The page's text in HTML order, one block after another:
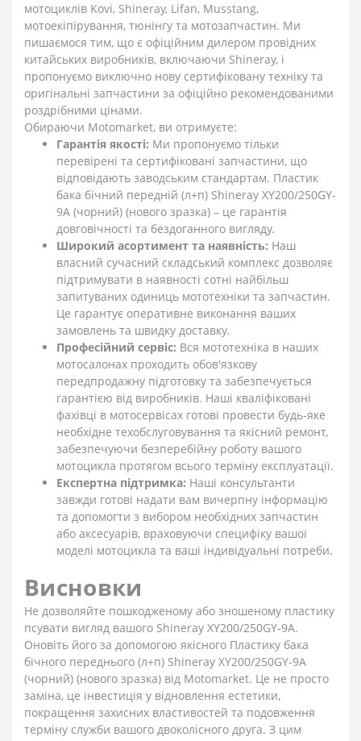
мотоциклів Kovi, Shineray, Lifan, Musstang,
мотоекіпірування, тюнінгу та мотозапчастин. Ми
пишаємося тим, що є офіційним дилером провідних
китайських виробників, включаючи Shineray, і
пропонуємо виключно нову сертифіковану техніку та
оригінальні запчастини за офіційно рекомендованими
роздрібними цінами.
Обираючи Motomarket, ви отримуєте:
Гарантія якості: Ми пропонуємо тільки
перевірені та сертифіковані запчастини, що
відповідають заводським стандартам. Пластик
бака бічний передній (л+п) Shineray XY200/250GY-
9A (чорний) (нового зразка) – це гарантія
довговічності та бездоганного вигляду.
Широкий асортимент та наявність: Наш
власний сучасний складський комплекс дозволяє
підтримувати в наявності сотні найбільш
запитуваних одиниць мототехніки та запчастин.
Це гарантує оперативне виконання ваших
замовлень та швидку доставку.
Професійний сервіс: Вся мототехніка в наших
мотосалонах проходить обов'язкову
передпродажну підготовку та забезпечується
гарантією від виробників. Наші кваліфіковані
фахівці в мотосервісах готові провести будь-яке
необхідне техобслуговування та якісний ремонт,
забезпечуючи безперебійну роботу вашого
мотоцикла протягом всього терміну експлуатації.
Експертна підтримка: Наші консультанти
завжди готові надати вам вичерпну інформацію
та допомогти з вибором необхідних запчастин
або аксесуарів, враховуючи специфіку вашої
моделі мотоцикла та ваші індивідуальні потреби.
Висновки
Не дозволяйте пошкодженому або зношеному пластику
псувати вигляд вашого Shineray XY200/250GY-9A.
Оновіть його за допомогою якісного Пластику бака
бічного переднього (л+п) Shineray XY200/250GY-9A
(чорний) (нового зразка) від Motomarket. Це не просто
заміна, це інвестиція у відновлення естетики,
покращення захисних властивостей та подовження
терміну служби вашого двоколісного друга. З цим